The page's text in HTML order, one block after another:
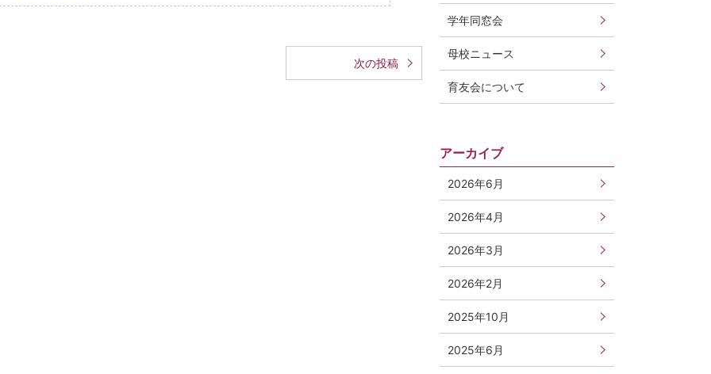
次の投稿
学年同窓会
母校ニュース
育友会について
アーカイブ
2026年6月
2026年4月
2026年3月
2026年2月
2025年10月
2025年6月